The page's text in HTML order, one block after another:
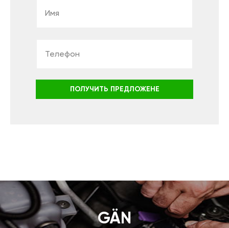
ПОЛУЧИТЬ ПРЕДЛОЖЕНЕ
GÄN